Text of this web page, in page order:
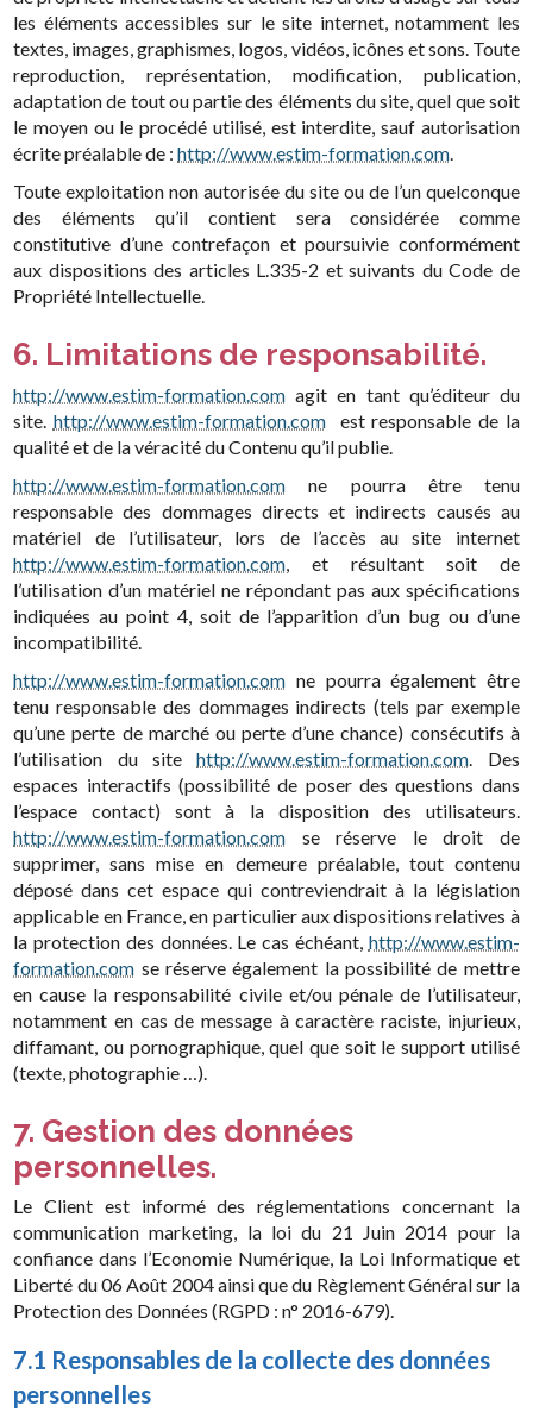
les éléments accessibles sur le site internet, notamment les
textes, images, graphismes, logos, vidéos, icônes et sons. Toute
reproduction, représentation, modification, publication,
adaptation de tout ou partie des éléments du site, quel que soit
le moyen ou le procédé utilisé, est interdite, sauf autorisation
écrite préalable de :http://www.estim-formation.com.
Toute exploitation non autorisée du site ou de l’un quelconque
des éléments qu’il contient sera considérée comme
constitutive d’une contrefaçon et poursuivie conformément
aux dispositions des articles L.335-2 et suivants du Code de
Propriété Intellectuelle.
6. Limitations de responsabilité.
http://www.estim-formation.com agit en tant qu’éditeur du
site. http://www.estim-formation.comest responsable de la
qualité et de la véracité du Contenu qu’il publie.
http://www.estim-formation.com ne pourra être tenu
responsable des dommages directs et indirects causés au
matériel de l’utilisateur, lors de l’accès au site internet
http://www.estim-formation.com , et résultant soit de
l’utilisation d’un matériel ne répondant pas aux spécifications
indiquées au point 4, soit de l’apparition d’un bug ou d’une
incompatibilité.
http://www.estim-formation.com ne pourra également être
tenu responsable des dommages indirects (tels par exemple
qu’une perte de marché ou perte d’une chance) consécutifs à
l’utilisation du sitehttp://www.estim-formation.com . Des
espaces interactifs (possibilité de poser des questions dans
l’espace contact) sont à la disposition des utilisateurs.
http://www.estim-formation.com se réserve le droit de
supprimer, sans mise en demeure préalable, tout contenu
déposé dans cet espace qui contreviendrait à la législation
applicable en France, en particulier aux dispositions relatives à
la protection des données. Le cas échéant, http://www.estim-
formation.com se réserve également la possibilité de mettre
en cause la responsabilité civile et/ou pénale de l’utilisateur,
notamment en cas de message à caractère raciste, injurieux,
diffamant, ou pornographique, quel que soit le support utilisé
(texte, photographie …).
7. Gestion des données
personnelles.
Le Client est informé des réglementations concernant la
communication marketing, la loi du 21 Juin 2014 pour la
confiance dans l’Economie Numérique, la Loi Informatique et
Liberté du 06 Août 2004 ainsi que du Règlement Général sur la
Protection des Données (RGPD : n° 2016-679).
7.1 Responsables de la collecte des données
personnelles